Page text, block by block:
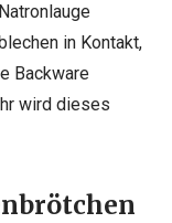
in Kontakt,
Backware
wird dieses